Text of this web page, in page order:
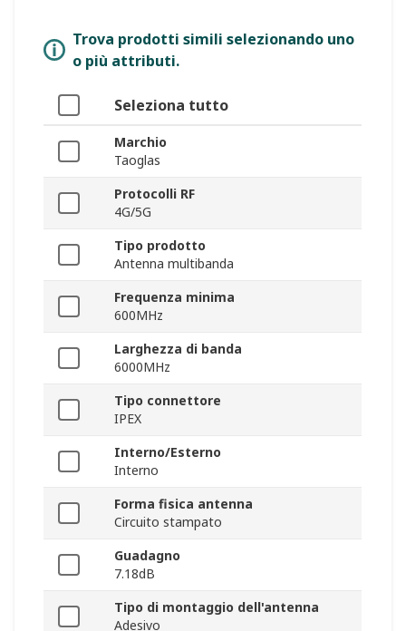
Trova prodotti simili selezionando uno
o più attributi.
Seleziona tutto
Marchio
Taoglas
Protocolli RF
4G/5G
Tipo prodotto
Antenna multibanda
Frequenza minima
600MHz
Larghezza di banda
6000MHz
Tipo connettore
IPEX
Interno/Esterno
Interno
Forma fisica antenna
Circuito stampato
Guadagno
7.18dB
Tipo di montaggio dell'antenna
Adesivo